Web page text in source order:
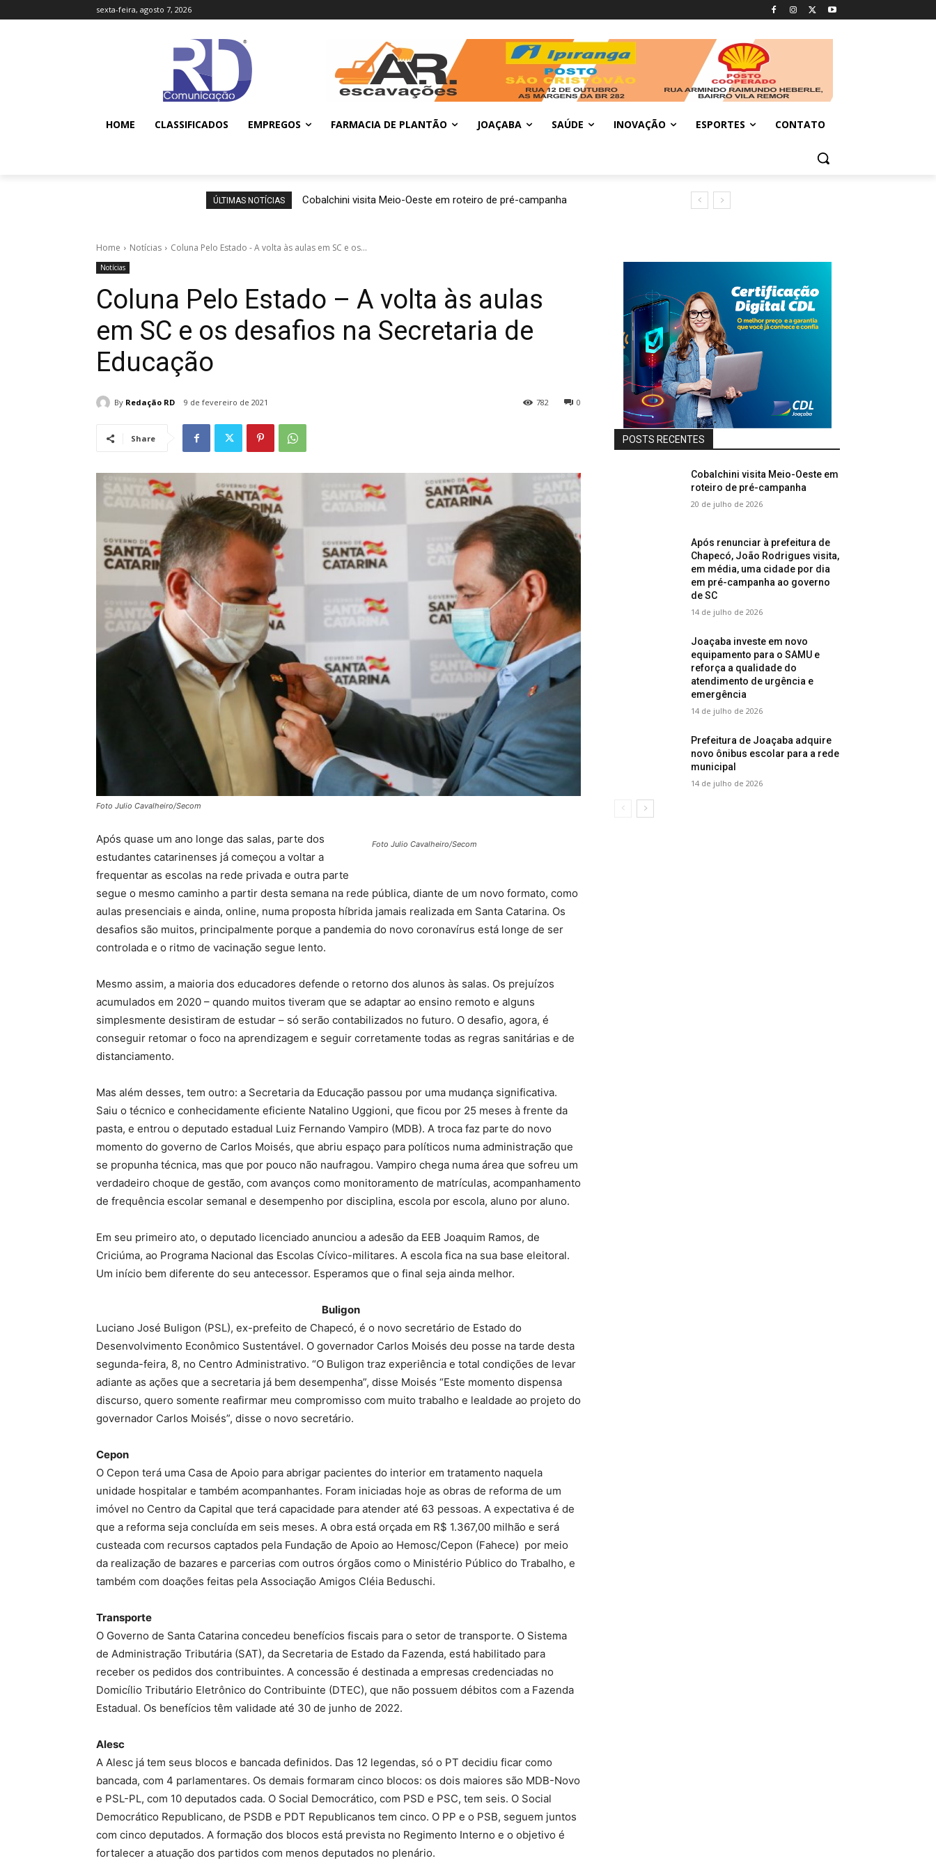
sexta-feira, agosto 7, 2026
HOME CLASSIFICADOS EMPREGOS FARMACIA DE PLANTÃO JOAÇABA SAÚDE INOVAÇÃO ESPORTES CONTATO
ÚLTIMAS NOTÍCIAS Cobalchini visita Meio-Oeste em roteiro de pré-campanha
Home Notícias Coluna Pelo Estado - A volta às aulas em SC e os...
Notícias
Coluna Pelo Estado – A volta às aulas
em SC e os desafios na Secretaria de
Educação
By Redação RD 9 de fevereiro de 2021 0
782
Share
Foto Julio Cavalheiro/Secom
Foto Julio Cavalheiro/Secom
Após quase um ano longe das salas, parte dos
estudantes catarinenses já começou a voltar a
frequentar as escolas na rede privada e outra parte
segue o mesmo caminho a partir desta semana na rede pública, diante de um novo formato, como
aulas presenciais e ainda, online, numa proposta híbrida jamais realizada em Santa Catarina. Os
desafios são muitos, principalmente porque a pandemia do novo coronavírus está longe de ser
controlada e o ritmo de vacinação segue lento.
Mesmo assim, a maioria dos educadores defende o retorno dos alunos às salas. Os prejuízos
acumulados em 2020 – quando muitos tiveram que se adaptar ao ensino remoto e alguns
simplesmente desistiram de estudar – só serão contabilizados no futuro. O desafio, agora, é
conseguir retomar o foco na aprendizagem e seguir corretamente todas as regras sanitárias e de
distanciamento.
Mas além desses, tem outro: a Secretaria da Educação passou por uma mudança significativa.
Saiu o técnico e conhecidamente eficiente Natalino Uggioni, que ficou por 25 meses à frente da
pasta, e entrou o deputado estadual Luiz Fernando Vampiro (MDB). A troca faz parte do novo
momento do governo de Carlos Moisés, que abriu espaço para políticos numa administração que
se propunha técnica, mas que por pouco não naufragou. Vampiro chega numa área que sofreu um
verdadeiro choque de gestão, com avanços como monitoramento de matrículas, acompanhamento
de frequência escolar semanal e desempenho por disciplina, escola por escola, aluno por aluno.
Em seu primeiro ato, o deputado licenciado anunciou a adesão da EEB Joaquim Ramos, de
Criciúma, ao Programa Nacional das Escolas Cívico-militares. A escola fica na sua base eleitoral.
Um início bem diferente do seu antecessor. Esperamos que o final seja ainda melhor.
Buligon
Luciano José Buligon (PSL), ex-prefeito de Chapecó, é o novo secretário de Estado do
Desenvolvimento Econômico Sustentável. O governador Carlos Moisés deu posse na tarde desta
segunda-feira, 8, no Centro Administrativo. “O Buligon traz experiência e total condições de levar
adiante as ações que a secretaria já bem desempenha”, disse Moisés “Este momento dispensa
discurso, quero somente reafirmar meu compromisso com muito trabalho e lealdade ao projeto do
governador Carlos Moisés”, disse o novo secretário.
Cepon
O Cepon terá uma Casa de Apoio para abrigar pacientes do interior em tratamento naquela
unidade hospitalar e também acompanhantes. Foram iniciadas hoje as obras de reforma de um
imóvel no Centro da Capital que terá capacidade para atender até 63 pessoas. A expectativa é de
que a reforma seja concluída em seis meses. A obra está orçada em R$ 1.367,00 milhão e será
custeada com recursos captados pela Fundação de Apoio ao Hemosc/Cepon (Fahece) por meio
da realização de bazares e parcerias com outros órgãos como o Ministério Público do Trabalho, e
também com doações feitas pela Associação Amigos Cléia Beduschi.
Transporte
O Governo de Santa Catarina concedeu benefícios fiscais para o setor de transporte. O Sistema
de Administração Tributária (SAT), da Secretaria de Estado da Fazenda, está habilitado para
receber os pedidos dos contribuintes. A concessão é destinada a empresas credenciadas no
Domicílio Tributário Eletrônico do Contribuinte (DTEC), que não possuem débitos com a Fazenda
Estadual. Os benefícios têm validade até 30 de junho de 2022.
Alesc
A Alesc já tem seus blocos e bancada definidos. Das 12 legendas, só o PT decidiu ficar como
bancada, com 4 parlamentares. Os demais formaram cinco blocos: os dois maiores são MDB-Novo
e PSL-PL, com 10 deputados cada. O Social Democrático, com PSD e PSC, tem seis. O Social
Democrático Republicano, de PSDB e PDT Republicanos tem cinco. O PP e o PSB, seguem juntos
com cinco deputados. A formação dos blocos está prevista no Regimento Interno e o objetivo é
fortalecer a atuação dos partidos com menos deputados no plenário.
POSTS RECENTES
Cobalchini visita Meio-Oeste em
roteiro de pré-campanha
20 de julho de 2026
Após renunciar à prefeitura de
Chapecó, João Rodrigues visita,
em média, uma cidade por dia
em pré-campanha ao governo
de SC
14 de julho de 2026
Joaçaba investe em novo
equipamento para o SAMU e
reforça a qualidade do
atendimento de urgência e
emergência
14 de julho de 2026
Prefeitura de Joaçaba adquire
novo ônibus escolar para a rede
municipal
14 de julho de 2026